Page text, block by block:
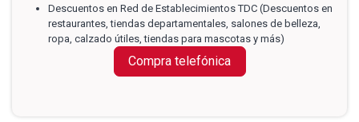
Descuentos en Red de Establecimientos TDC (Descuentos en
restaurantes, tiendas departamentales, salones de belleza,
ropa, calzado útiles, tiendas para mascotas y más)
Compra telefónica